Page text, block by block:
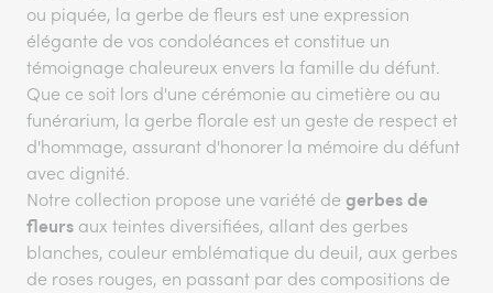
ou piquée, la gerbe de fleurs est une expression
élégante de vos condoléances et constitue un
témoignage chaleureux envers la famille du défunt.
Que ce soit lors d'une cérémonie au cimetière ou au
funérarium, la gerbe florale est un geste de respect et
d'hommage, assurant d'honorer la mémoire du défunt
avec dignité.
Notre collection propose une variété de gerbes de
fleurs aux teintes diversifiées, allant des gerbes
blanches, couleur emblématique du deuil, aux gerbes
de roses rouges, en passant par des compositions de